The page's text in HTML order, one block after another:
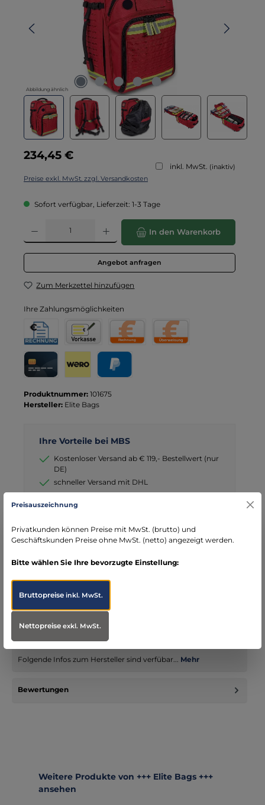
Abbildung ähnlich
Regulärer Preis:
234,45 €
inkl. MwSt. (inaktiv)
Preise exkl. MwSt. zzgl. Versandkosten
Sofort verfügbar, Lieferzeit: 1-3 Tage
Produkt Anzahl: Gib den gewünschten Wert ein oder benutze die
In den Warenkorb
Angebot anfragen
Zum Merkzettel hinzufügen
Ihre Zahlungsmöglichkeiten
Produktnummer: 101675
Hersteller: Elite Bags
Ihre Vorteile bei MBS
Kostenloser Versand ab € 119,- Bestellwert (nur
DE)
schneller Versand mit DHL
seit über 15 Jahren kompetenter Partner im
Bereich Notfallmedizin
Großvolumiger Notfallrucksack mit MOLLE-System zur
Notfallversorgung. ü…Mehr
Infos zum Hersteller
Folgende Infos zum Hersteller sind verfübar... Mehr
Bewertungen
Produktgalerie überspringen
Weitere Produkte von +++ Elite Bags +++
ansehen
Preisauszeichnung
Privatkunden können Preise mit MwSt. (brutto) und
Geschäftskunden Preise ohne MwSt. (netto) angezeigt werden.
Bitte wählen Sie Ihre bevorzugte Einstellung:
Bruttopreiseinkl. MwSt.
Nettopreiseexkl. MwSt.